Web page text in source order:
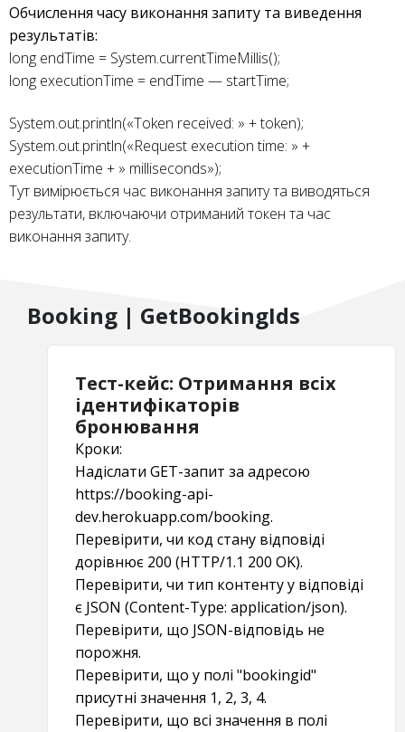
Обчислення часу виконання запиту та виведення
результатів:
long endTime = System.currentTimeMillis();
long executionTime = endTime — startTime;
System.out.println(«Token received: » + token);
System.out.println(«Request execution time: » +
executionTime + » milliseconds»);
Тут вимірюється час виконання запиту та виводяться
результати, включаючи отриманий токен та час
виконання запиту.
Booking | GetBookingIds
Тест-кейс: Отримання всіх
ідентифікаторів
бронювання
Кроки:
Надіслати GET-запит за адресою
https://booking-api-
dev.herokuapp.com/booking.
Перевірити, чи код стану відповіді
дорівнює 200 (HTTP/1.1 200 OK).
Перевірити, чи тип контенту у відповіді
є JSON (Content-Type: application/json).
Перевірити, що JSON-відповідь не
порожня.
Перевірити, що у полі "bookingid"
присутні значення 1, 2, 3, 4.
Перевірити, що всі значення в полі